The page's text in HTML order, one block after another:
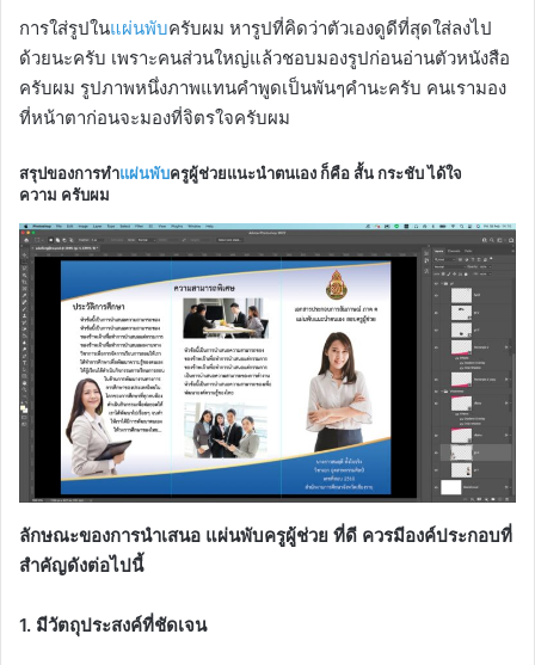
การใส่รูปในแผ่นพับครับผม หารูปที่คิดว่าตัวเองดูดีที่สุดใส่ลงไป
ด้วยนะครับ เพราะคนส่วนใหญ่แล้วชอบมองรูปก่อนอ่านตัวหนังสือ
ครับผม รูปภาพหนึ่งภาพแทนคำพูดเป็นพันๆคำนะครับ คนเรามอง
ที่หน้าตาก่อนจะมองที่จิตรใจครับผม
สรุปของการทำแผ่นพับครูผู้ช่วยแนะนำตนเอง ก็คือสั้น กระชับ ได้ใจ
ความ ครับผม
ลักษณะของการนำเสนอ แผ่นพับครูผู้ช่วย ที่ดี ควรมีองค์ประกอบที่
สำคัญดังต่อไปนี้
1. มีวัตถุประสงค์ที่ชัดเจน